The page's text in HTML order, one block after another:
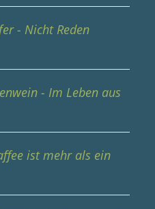
- Nicht Reden
- Im Leben aus
ist mehr als ein